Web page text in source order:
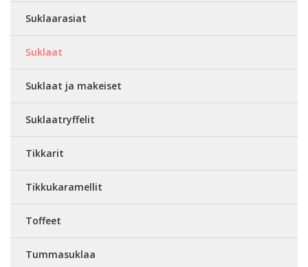
Suklaarasiat
Suklaat
Suklaat ja makeiset
Suklaatryffelit
Tikkarit
Tikkukaramellit
Toffeet
Tummasuklaa